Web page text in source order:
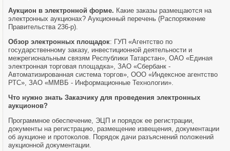
Аукцион в электронной форме. Какие заказы размещаются на
электронных аукционах? Аукционный перечень (Распоряжение
Правительства 236-р).
Обзор электронных площадок: ГУП «Агентство по
государственному заказу, инвестиционной деятельности и
межрегиональным связям Республики Татарстан», ОАО «Единая
электронная торговая площадка», ЗАО «Сбербанк -
Автоматизированная система торгов», ООО «Индексное агентство
РТС», ЗАО «ММВБ - Информационные Технологии».
Что нужно знать Заказчику для проведения электронных
аукционов?
Программное обеспечение, ЭЦП и порядок ее регистрации,
документы на регистрацию, размещение извещения, документации
об аукционе и протоколов. Порядок дачи разъяснений положений
аукционной документации.